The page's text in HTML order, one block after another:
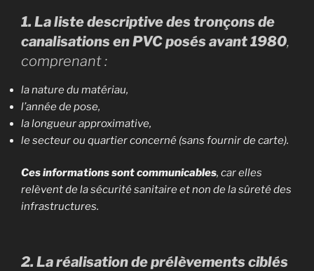
1. La liste descriptive des tronçons de
canalisations en PVC posés avant 1980,
comprenant :
la nature du matériau,
l’année de pose,
la longueur approximative,
le secteur ou quartier concerné (sans fournir de carte).
Ces informations sont communicables, car elles
relèvent de la sécurité sanitaire et non de la sûreté des
infrastructures.
2. La réalisation de prélèvements ciblés